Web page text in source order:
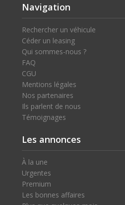
Navigation
Rechercher un véhicule
Céder un leasing
Qui sommes-nous ?
FAQ
CGU
Mentions légales
Nos partenaires
Ils parlent de nous
Témoignages
Les annonces
À la une
Urgentes
Premium
Les bonnes affaires